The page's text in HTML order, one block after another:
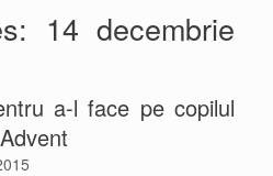
14 decembrie
a-l face pe copilul